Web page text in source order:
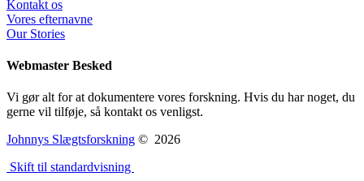
Kontakt os
Vores efternavne
Our Stories
Webmaster Besked
Vi gør alt for at dokumentere vores forskning. Hvis du har noget, du
gerne vil tilføje, så kontakt os venligst.
Johnnys Slægtsforskning © 2026
Skift til standardvisning